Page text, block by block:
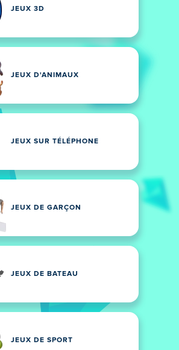
JEUX 3D
JEUX D'ANIMAUX
JEUX SUR TÉLÉPHONE
JEUX DE GARÇON
JEUX DE BATEAU
JEUX DE SPORT